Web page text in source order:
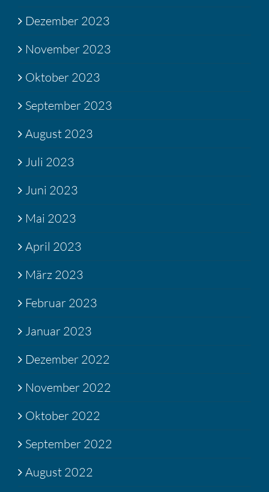
Dezember 2023
November 2023
Oktober 2023
September 2023
August 2023
Juli 2023
Juni 2023
Mai 2023
April 2023
März 2023
Februar 2023
Januar 2023
Dezember 2022
November 2022
Oktober 2022
September 2022
August 2022